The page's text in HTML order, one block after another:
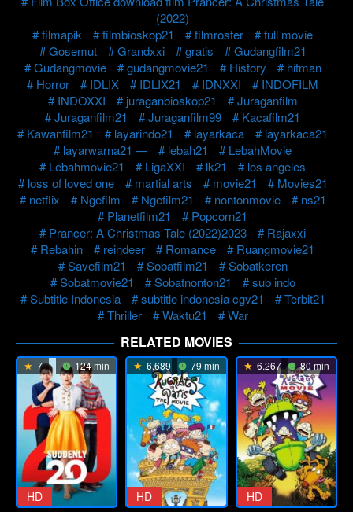
(2022)
filmapik
filmbioskop21 filmroster
full movie
Gosemut
Grandxxi gratis
Gudangfilm21
Gudangmovie
gudangmovie21 History
hitman
Horror
IDLIX IDLIX21 IDNXXI
INDOFILM
INDOXXI
juraganbioskop21
Juraganfilm
Juraganfilm21
Juraganfilm99
Kacafilm21
Kawanfilm21
layarindo21 layarkaca
layarkaca21
layarwarna21 —
lebah21
LebahMovie
Lebahmovie21
LigaXXI lk21
los angeles
loss of loved one
martial arts movie21
Movies21
netflix
Ngefilm Ngefilm21 nontonmovie
ns21
Planetfilm21
Popcorn21
Prancer: A Christmas Tale (2022)2023
Rajaxxi
Rebahin
reindeer Romance
Ruangmovie21
Savefilm21
Sobatfilm21
Sobatkeren
Sobatmovie21
Sobatnonton21
sub indo
Subtitle Indonesia
subtitle indonesia cgv21
Terbit21
Thriller
Waktu21 War
RELATED MOVIES
7 124 min
HD
6.689 79 min
HD
6.267 80 min
HD